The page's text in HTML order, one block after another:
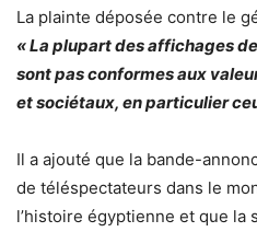
La plainte déposée contre le
« La plupart des affichages
sont pas conformes aux
et sociétaux, en particulier
Il a ajouté que la bande-
de téléspectateurs dans le
l’histoire égyptienne et que la